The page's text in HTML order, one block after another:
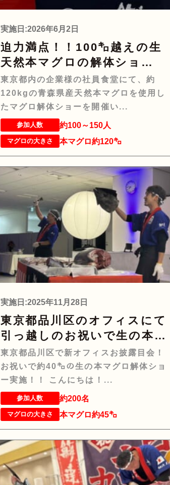
実施日:2026年6月2日
迫力満点！！100㌔越えの生
天然本マグロの解体ショ
ー！！
東京都内の企業様の社員食堂にて、約
120kgの青森県産天然本マグロを使用し
たマグロ解体ショーを開催い...
参加人数 約100～150人
マグロの大きさ 本マグロ約120㌔
実施日:2025年11月28日
東京都品川区のオフィスにて
引っ越しのお祝いで生の本マ
グロ約40㌔をお持ちし、マ
グロの解体ショーを行いお祝
いしてまいりました
東京都品川区で新オフィスお披露目会！
お祝いで約40㌔の生の本マグロ解体ショ
ー実施！！ こんにちは！...
参加人数 約200名
マグロの大きさ 本マグロ約45㌔